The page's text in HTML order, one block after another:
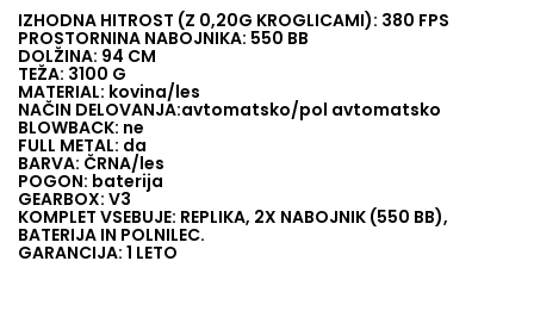
IZHODNA HITROST (Z 0,20G KROGLICAMI): 380 FPS
PROSTORNINA NABOJNIKA: 550 BB
DOLŽINA: 94 CM
TEŽA: 3100 G
MATERIAL: kovina/les
NAČIN DELOVANJA:avtomatsko/pol avtomatsko
BLOWBACK: ne
FULL METAL: da
BARVA: ČRNA/les
POGON: baterija
GEARBOX: V3
KOMPLET VSEBUJE: REPLIKA, 2X NABOJNIK (550 BB),
BATERIJA IN POLNILEC.
GARANCIJA: 1 LETO